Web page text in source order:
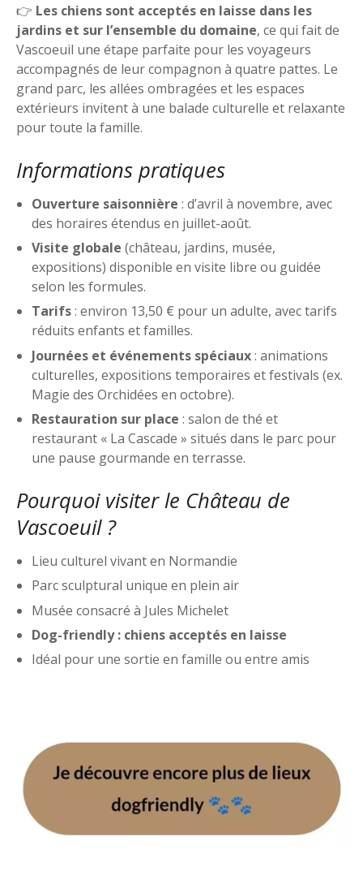
👉 Les chiens sont acceptés en laisse dans les
jardins et sur l’ensemble du domaine, ce qui fait de
Vascoeuil une étape parfaite pour les voyageurs
accompagnés de leur compagnon à quatre pattes. Le
grand parc, les allées ombragées et les espaces
extérieurs invitent à une balade culturelle et relaxante
pour toute la famille.
Informations pratiques
Ouverture saisonnière : d’avril à novembre, avec
des horaires étendus en juillet-août.
Visite globale (château, jardins, musée,
expositions) disponible en visite libre ou guidée
selon les formules.
Tarifs: environ 13,50 € pour un adulte, avec tarifs
réduits enfants et familles.
Journées et événements spéciaux: animations
culturelles, expositions temporaires et festivals (ex.
Magie des Orchidées en octobre).
Restauration sur place : salon de thé et
restaurant « La Cascade » situés dans le parc pour
une pause gourmande en terrasse.
Pourquoi visiter le Château de
Vascoeuil ?
Lieu culturel vivant en Normandie
Parc sculptural unique en plein air
Musée consacré à Jules Michelet
Dog-friendly : chiens acceptés en laisse
Idéal pour une sortie en famille ou entre amis